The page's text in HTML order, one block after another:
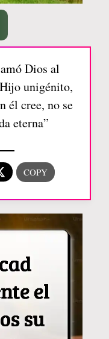
Dios al
unigénito,
él cree, no se
eterna”